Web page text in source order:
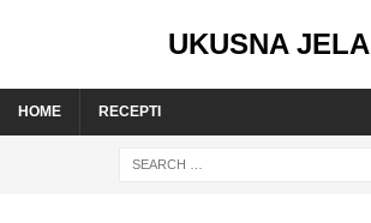
UKUSNA JELA
HOME RECEPTI